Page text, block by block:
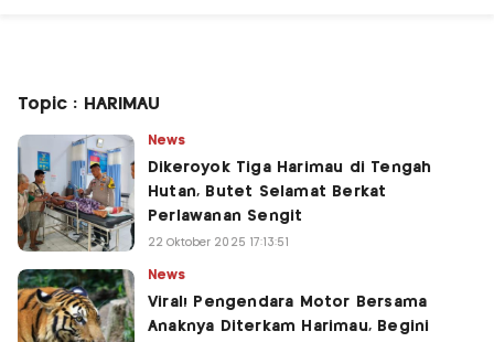
Topic : HARIMAU
News
Dikeroyok Tiga Harimau di Tengah
Hutan, Butet Selamat Berkat
Perlawanan Sengit
22 Oktober 2025 17:13:51
News
Viral! Pengendara Motor Bersama
Anaknya Diterkam Harimau, Begini